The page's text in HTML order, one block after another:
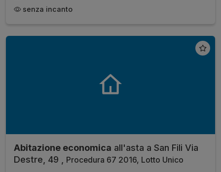
senza incanto
Abitazione economica all'asta a San Fili Via
Destre, 49 ,
Procedura 67 2016, Lotto Unico